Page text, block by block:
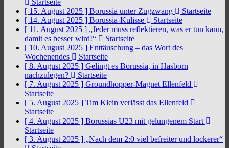
Startseite
[ 15. August 2025 ] Borussia unter Zugzwang
Startseite
[ 14. August 2025 ] Borussia-Kulisse
Startseite
[ 11. August 2025 ] „Jeder muss reflektieren, was er tun kann,
damit es besser wird!“
Startseite
[ 10. August 2025 ] Enttäuschung – das Wort des
Wochenendes
Startseite
[ 8. August 2025 ] Gelingt es Borussia, in Hasborn
nachzulegen?
Startseite
[ 7. August 2025 ] Groundhopper-Magnet Ellenfeld
Startseite
[ 5. August 2025 ] Tim Klein verlässt das Ellenfeld
Startseite
[ 4. August 2025 ] Borussias U23 mit gelungenem Start
Startseite
[ 3. August 2025 ] „Nach dem 2:0 viel befreiter und lockerer“